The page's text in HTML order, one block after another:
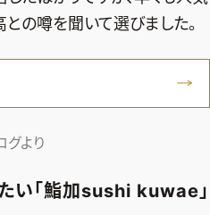
の噂を聞いて選びました。
グより
い「鮨加sushi kuwae」